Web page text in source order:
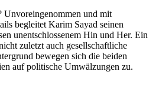
Unvoreingenommen und mit
begleitet Karim Sayad seinen
unentschlossenem Hin und Her. Ein
zuletzt auch gesellschaftliche
bewegen sich die beiden
auf politische Umwälzungen zu.